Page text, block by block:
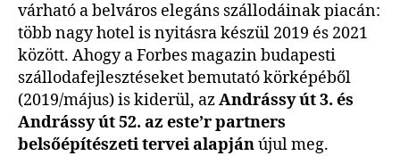
várható a belváros elegáns szállodáinak piacán:
több nagy hotel is nyitásra készül 2019 és 2021
között. Ahogy a Forbes magazin budapesti
szállodafejlesztéseket bemutató körképéből
(2019/május) is kiderül, azAndrássy út 3. és
Andrássy út 52. az este’r partners
belsőépítészeti tervei alapjánújul meg.